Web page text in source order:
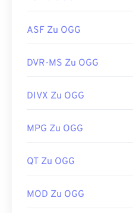
ASF Zu OGG
DVR-MS Zu OGG
DIVX Zu OGG
MPG Zu OGG
QT Zu OGG
MOD Zu OGG